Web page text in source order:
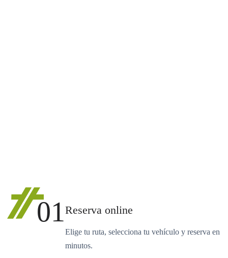
01Reserva online
Elige tu ruta, selecciona tu vehículo y reserva en
minutos.